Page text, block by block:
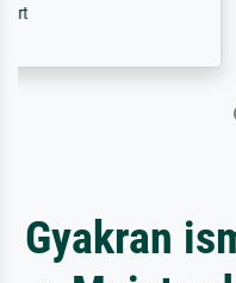
Gyakran